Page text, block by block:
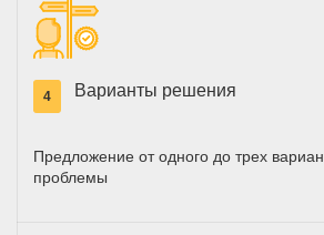
4 Варианты решения
Предложение от одного до трех
проблемы